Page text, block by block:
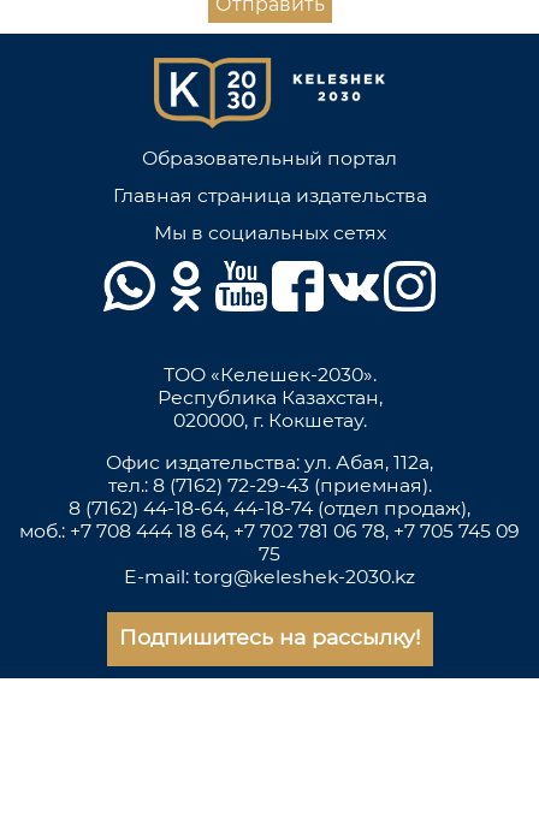
Образовательный портал
Главная страница издательства
Мы в социальных сетях
ТОО «Келешек-2030».
Республика Казахстан,
020000, г. Кокшетау.
Офис издательства: ул. Абая, 112а,
тел.: 8 (7162) 72-29-43 (приемная).
8 (7162) 44-18-64, 44-18-74 (отдел продаж),
моб.: +7 708 444 18 64, +7 702 781 06 78, +7 705 745 09
75
E-mail: torg@keleshek-2030.kz
Подпишитесь на рассылку!